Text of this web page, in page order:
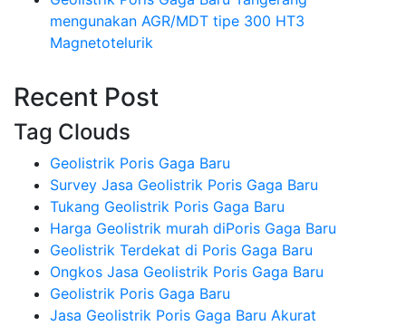
mengunakan AGR/MDT tipe 300 HT3
Magnetotelurik
Recent Post
Tag Clouds
Geolistrik Poris Gaga Baru
Survey Jasa Geolistrik Poris Gaga Baru
Tukang Geolistrik Poris Gaga Baru
Harga Geolistrik murah diPoris Gaga Baru
Geolistrik Terdekat di Poris Gaga Baru
Ongkos Jasa Geolistrik Poris Gaga Baru
Geolistrik Poris Gaga Baru
Jasa Geolistrik Poris Gaga Baru Akurat